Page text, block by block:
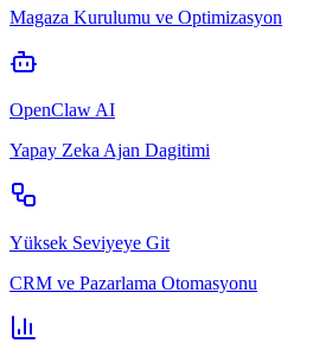
Magaza Kurulumu ve Optimizasyon
OpenClaw AI
Yapay Zeka Ajan Dagitimi
Yüksek Seviyeye Git
CRM ve Pazarlama Otomasyonu